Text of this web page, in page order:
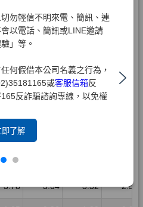
勿輕信不明來電、簡訊、連
以電話、簡訊或LINE邀請
」等。
何假借本公司名義之行為，
或客服信箱反
反詐騙諮詢專線，以免權
即了解